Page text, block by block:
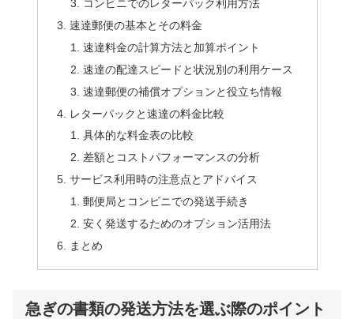
コンビニでのレターパック利用方法
速達郵便の基本とその料金
速達料金の計算方法と加算ポイント
速達の配達スピードと状況別の利用ケース
速達郵便の補償オプションと役立ち情報
レターパックと速達の料金比較
具体的な料金表の比較
差額とコストパフォーマンスの分析
サービス利用時の注意点とアドバイス
郵便局とコンビニでの発送手続き
安く発送するためのオプション活用法
まとめ
急ぎの書類の発送方法を選ぶ際のポイント